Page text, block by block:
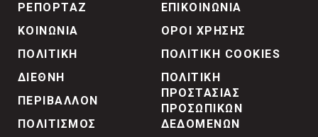
ΡΕΠΟΡΤΑΖ
ΚΟΙΝΩΝΙΑ
ΠΟΛΙΤΙΚΗ
ΔΙΕΘΝΗ
ΠΕΡΙΒΑΛΛΟΝ
ΠΟΛΙΤΙΣΜΟΣ
ΕΠΙΚΟΙΝΩΝΙΑ
ΟΡΟΙ ΧΡΗΣΗΣ
ΠΟΛΙΤΙΚΗ COOKIES
ΠΟΛΙΤΙΚΗ
ΠΡΟΣΤΑΣΙΑΣ
ΠΡΟΣΩΠΙΚΩΝ
ΔΕΔΟΜΕΝΩΝ